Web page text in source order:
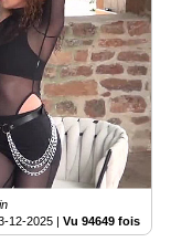
12-2025 | Vu 94649 fois